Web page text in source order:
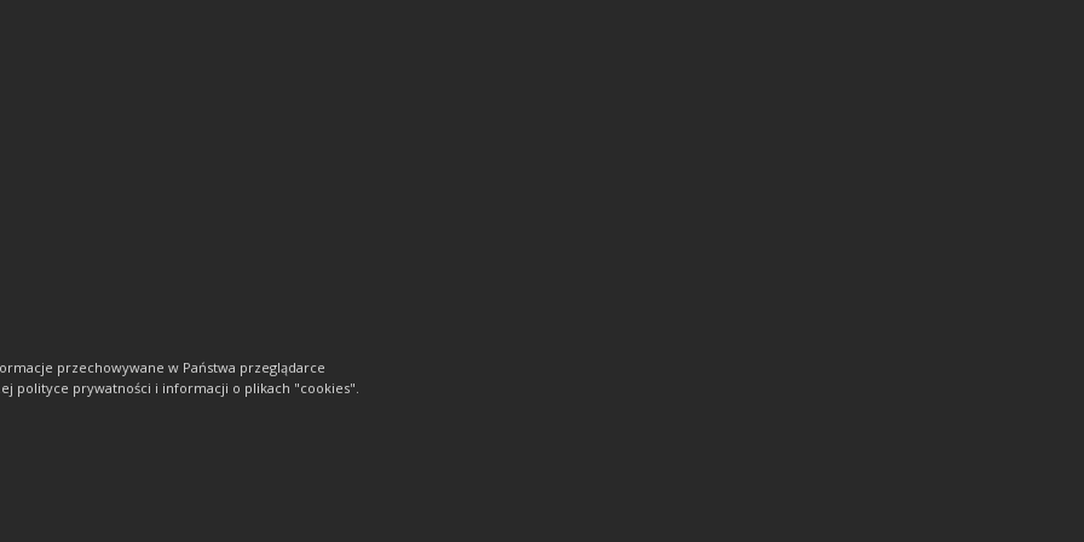
przechowywane w Państwa przeglądarce
polityce prywatności i informacji o plikach "cookies".